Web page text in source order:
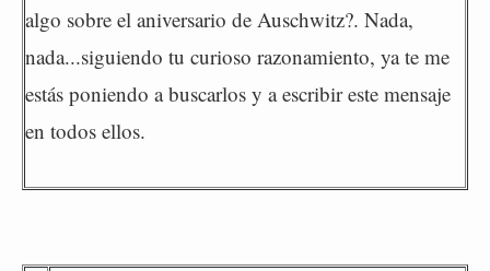
algo sobre el aniversario de Auschwitz?. Nada,
nada...siguiendo tu curioso razonamiento, ya te me
estás poniendo a buscarlos y a escribir este mensaje
en todos ellos.